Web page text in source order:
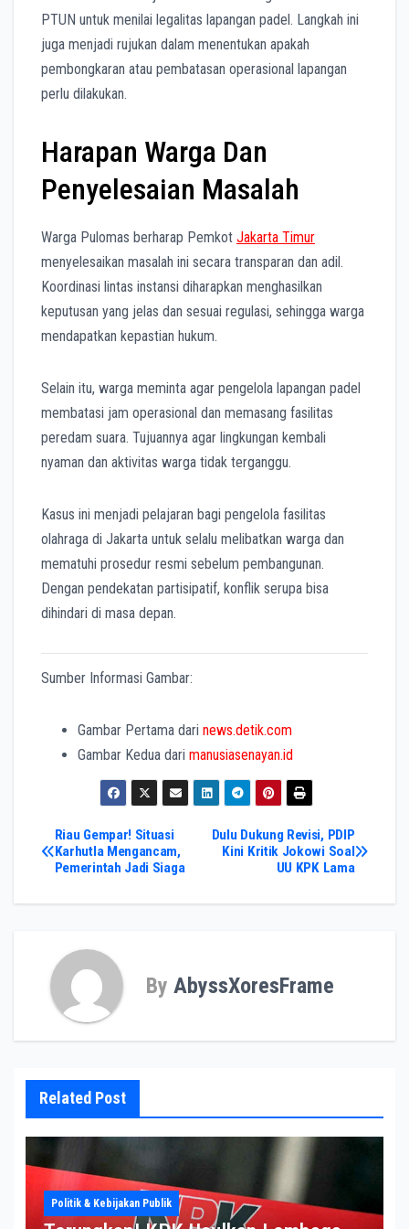
PTUN untuk menilai legalitas lapangan padel. Langkah ini
juga menjadi rujukan dalam menentukan apakah
pembongkaran atau pembatasan operasional lapangan
perlu dilakukan.
Harapan Warga Dan
Penyelesaian Masalah
Warga Pulomas berharap Pemkot Jakarta Timur
menyelesaikan masalah ini secara transparan dan adil.
Koordinasi lintas instansi diharapkan menghasilkan
keputusan yang jelas dan sesuai regulasi, sehingga warga
mendapatkan kepastian hukum.
Selain itu, warga meminta agar pengelola lapangan padel
membatasi jam operasional dan memasang fasilitas
peredam suara. Tujuannya agar lingkungan kembali
nyaman dan aktivitas warga tidak terganggu.
Kasus ini menjadi pelajaran bagi pengelola fasilitas
olahraga di Jakarta untuk selalu melibatkan warga dan
mematuhi prosedur resmi sebelum pembangunan.
Dengan pendekatan partisipatif, konflik serupa bisa
dihindari di masa depan.
Sumber Informasi Gambar:
Gambar Pertama dari news.detik.com
Gambar Kedua dari manusiasenayan.id
Post
navigation
Dulu Dukung Revisi, PDIP
Kini Kritik Jokowi Soal
UU KPK Lama
Riau Gempar! Situasi
Karhutla Mengancam,
Pemerintah Jadi Siaga
By AbyssXoresFrame
Related Post
Politik & Kebijakan Publik